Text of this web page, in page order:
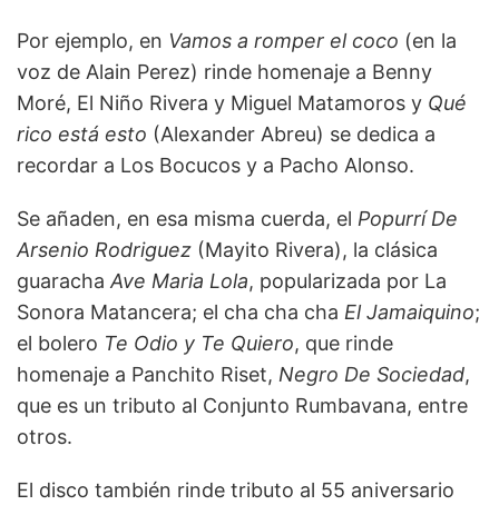
Por ejemplo, en Vamos a romper el coco (en la
voz de Alain Perez) rinde homenaje a Benny
Moré, El Niño Rivera y Miguel Matamoros y Qué
rico está esto (Alexander Abreu) se dedica a
recordar a Los Bocucos y a Pacho Alonso.
Se añaden, en esa misma cuerda, el Popurrí De
Arsenio Rodriguez (Mayito Rivera), la clásica
guaracha Ave Maria Lola, popularizada por La
Sonora Matancera; el cha cha cha El Jamaiquino;
el bolero Te Odio y Te Quiero, que rinde
homenaje a Panchito Riset, Negro De Sociedad,
que es un tributo al Conjunto Rumbavana, entre
otros.
El disco también rinde tributo al 55 aniversario